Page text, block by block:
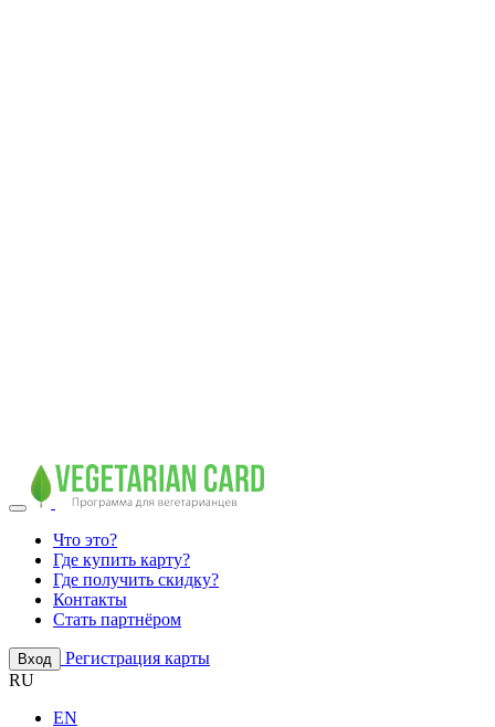
Что это?
Где купить карту?
Где получить скидку?
Контакты
Стать партнёром
Вход
Регистрация карты
RU
EN